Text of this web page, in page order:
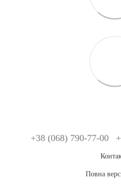
+38 (068) 790-77-00
Повна